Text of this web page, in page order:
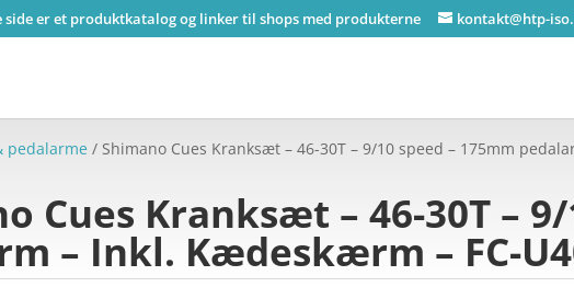
side er et produktkatalog og linker til shops med produkterne kontakt@htp-
pedalarme / Shimano Cues Kranksæt – 46-30T – 9/10 speed – 175mm
Cues Kranksæt – 46-30T –
– Inkl. Kædeskærm – FC-